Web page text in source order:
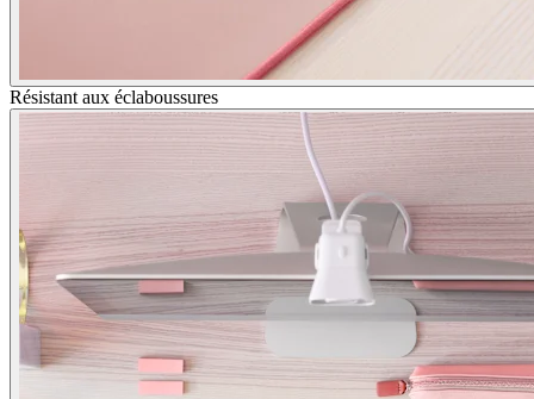
Résistant aux éclaboussures